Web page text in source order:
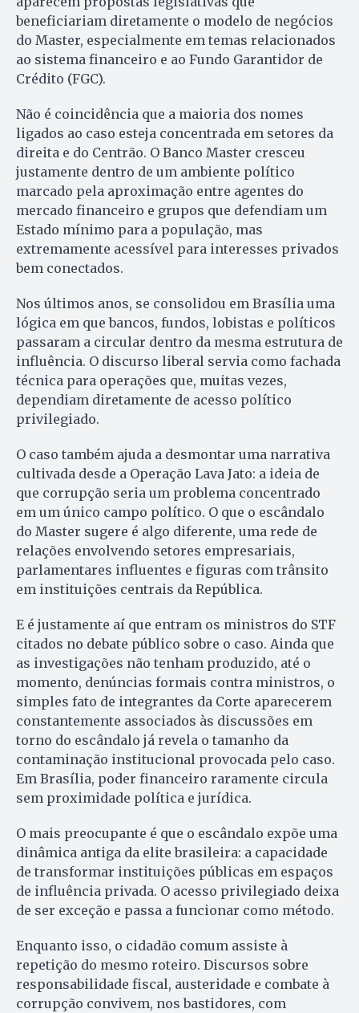
beneficiariam diretamente o modelo de negócios
do Master, especialmente em temas relacionados
ao sistema financeiro e ao Fundo Garantidor de
Crédito (FGC).
Não é coincidência que a maioria dos nomes
ligados ao caso esteja concentrada em setores da
direita e do Centrão. O Banco Master cresceu
justamente dentro de um ambiente político
marcado pela aproximação entre agentes do
mercado financeiro e grupos que defendiam um
Estado mínimo para a população, mas
extremamente acessível para interesses privados
bem conectados.
Nos últimos anos, se consolidou em Brasília uma
lógica em que bancos, fundos, lobistas e políticos
passaram a circular dentro da mesma estrutura de
influência. O discurso liberal servia como fachada
técnica para operações que, muitas vezes,
dependiam diretamente de acesso político
privilegiado.
O caso também ajuda a desmontar uma narrativa
cultivada desde a Operação Lava Jato: a ideia de
que corrupção seria um problema concentrado
em um único campo político. O que o escândalo
do Master sugere é algo diferente, uma rede de
relações envolvendo setores empresariais,
parlamentares influentes e figuras com trânsito
em instituições centrais da República.
E é justamente aí que entram os ministros do STF
citados no debate público sobre o caso. Ainda que
as investigações não tenham produzido, até o
momento, denúncias formais contra ministros, o
simples fato de integrantes da Corte aparecerem
constantemente associados às discussões em
torno do escândalo já revela o tamanho da
contaminação institucional provocada pelo caso.
Em Brasília, poder financeiro raramente circula
sem proximidade política e jurídica.
O mais preocupante é que o escândalo expõe uma
dinâmica antiga da elite brasileira: a capacidade
de transformar instituições públicas em espaços
de influência privada. O acesso privilegiado deixa
de ser exceção e passa a funcionar como método.
Enquanto isso, o cidadão comum assiste à
repetição do mesmo roteiro. Discursos sobre
responsabilidade fiscal, austeridade e combate à
corrupção convivem, nos bastidores, com